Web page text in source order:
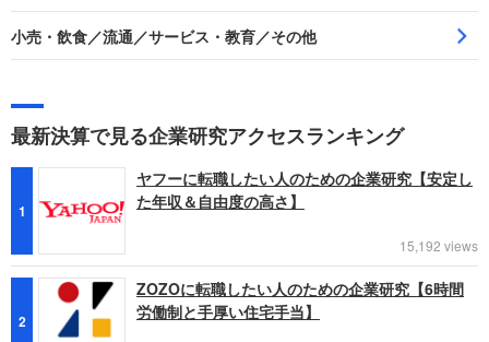
小売・飲食／流通／サービス・教育／その他
最新決算で見る企業研究アクセスランキング
1
ヤフーに転職したい人のための企業研究【安定し
た年収＆自由度の高さ】
15,192 views
2
ZOZOに転職したい人のための企業研究【6時間
労働制と手厚い住宅手当】